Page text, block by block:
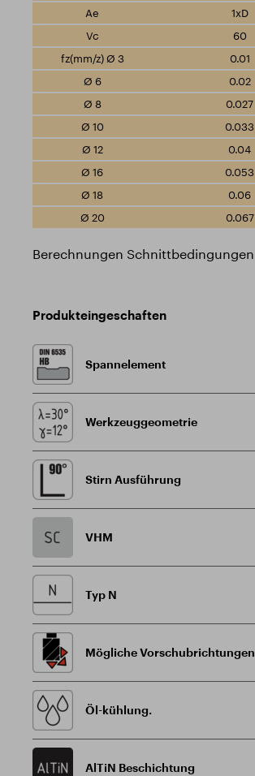
1xD
60
0.01
0.02
0.027
0.033
0.04
0.053
0.06
0.067
Berechnungen Schnittbedingungen
Produkteingeschaften
Spannelement
Werkzeuggeometrie
Stirn Ausführung
VHM
Typ N
Mögliche Vorschubrichtungen
Öl-kühlung.
AlTiN Beschichtung